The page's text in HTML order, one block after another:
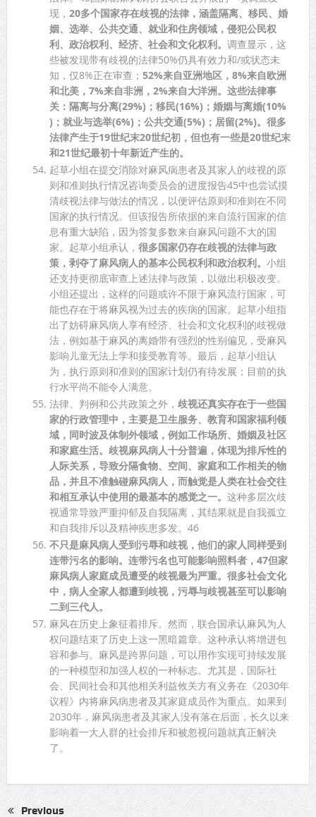
现， 20多个国家存在歧视的法律，涵盖隔离、移民、婚
姻、选举、公共交通、就业和住房领域，侵犯公民权
利、政治权利、经济、社会和文化权利。 调查显示，这
些被发现带有歧视的法律50%仍具有效力和/或状态未
知，仅8%正在审查； 52%来自亚洲地区，8%来自欧洲
和北美，7%来自非洲，2%来自大洋洲。这些法律事
关：隔离与分离(29%)；移民(16%)；婚姻与离婚(10%
)；就业与选举(6%)；公共交通(5%)；居留(2%)。很多
法律产生于19世纪末20世纪初，但也有一些是20世纪末
和21世纪最初十年新近产生的。
起草小组在提交消除对麻风病患者及其家人的歧视的原
则和准则执行情况咨询委员会的进度报告45中也尝试摸
清歧视法律与做法的情况，以便评估原则和准则在不同
国家的执行情况。但该报告所依据的来自流行国家的信
息有重大缺陷，因为答复多数来自麻风问题不大的国
家。起草小组承认， 很多国家仍存在歧视的法律与政
策，剥夺了麻风病人的基本公民权利和政治权利。 小组
还支持更彻底审查上述法律与政策，以做出积极改变。
小组还提出，这样的问题或许不限于麻风流行国家，可
能也存在于将麻风视为过去的疾病的国家。起草小组指
出了妨碍麻风病人享有经济、社会和文化权利的歧视做
法，例如基于麻风的离婚带有强烈的性别偏见，受麻风
影响儿童无法上学和接受教育等。最后，起草小组认
为，执行原则和准则的国家计划仍有待发展；目前的执
行水平尚不能令人满意。
法律、判例和公共政策之外， 歧视还真实存在于一些国
家的行政管理中，主要是卫生服务、教育和国家福利领
域，同时波及体制外领域，例如工作场所、婚姻及社区
和家庭生活。歧视麻风病人十分普遍，体现为排斥性的
人际关系，导致分隔食物、空间、家庭和工作相关的物
品，并且不准触碰麻风病人，而触觉是人类在社会交往
和相互承认中使用的最基本的感觉之一。 这种多层次歧
视通常导致严重抑郁及自我隔离，其结果就是自我孤立
和自我排斥以及精神疾患多发。46
不只是麻风病人受到污辱和歧视，他们的家人同样受到
连带污名的影响。连带污名也可能影响照料者，47但家
麻风病人家庭成员遭受的歧视最为严重。很多社会文化
中，病人全家人都遭到歧视，污辱与歧视甚至可以影响
二到三代人。
麻风在历史上象征着排斥。然而，联合国承认麻风为人
权问题结束了历史上这一黑暗篇章。这种承认将增进包
容和参与。麻风是跨界问题，可以用作实现可持续发展
的一种模型和加强人权的一种标志。尤其是，国际社
会、民间社会和其他相关利益攸关方有义务在《2030年
议程》内将麻风病患者及其家庭成员作为重点。如果到
2030年，麻风病患者及其家人没有落在后面，长久以来
影响着一大人群的社会排斥和被忽视问题就真正解决
了。
Previous